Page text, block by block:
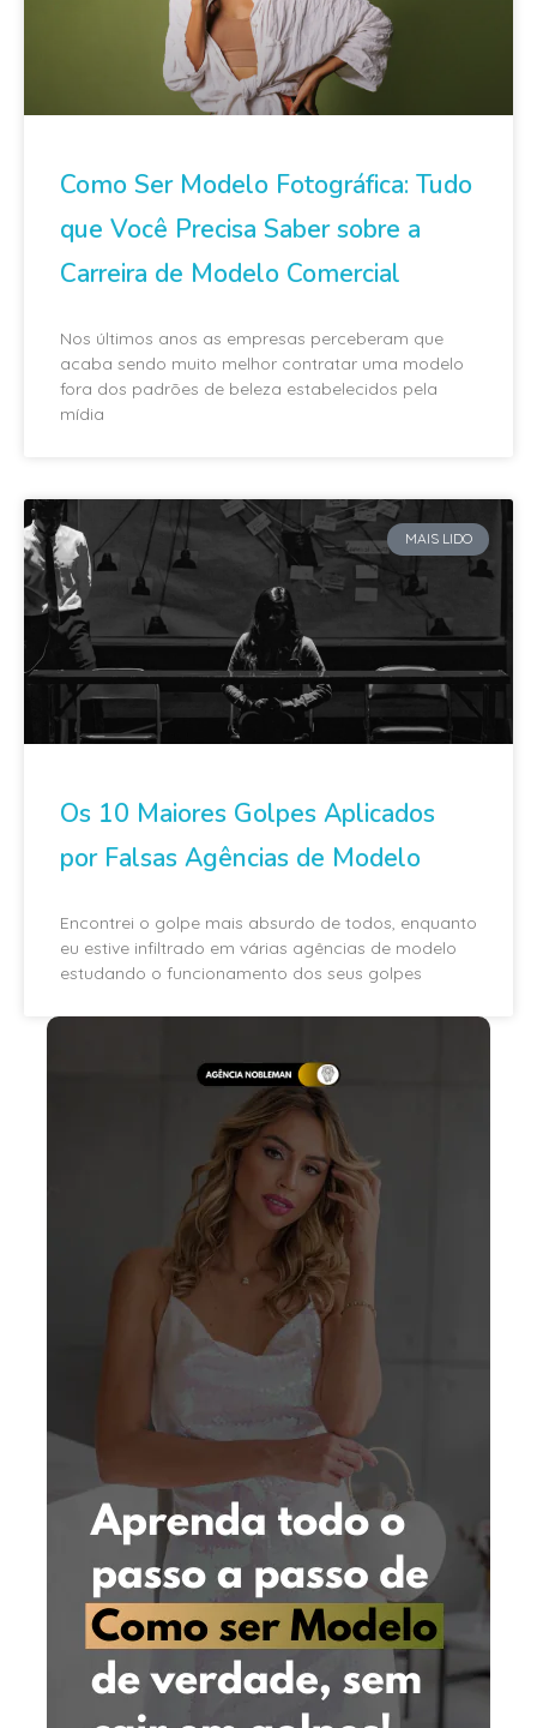
Como Ser Modelo Fotográfica: Tudo
que Você Precisa Saber sobre a
Carreira de Modelo Comercial
Nos últimos anos as empresas perceberam que
acaba sendo muito melhor contratar uma modelo
fora dos padrões de beleza estabelecidos pela
mídia
MAIS LIDO
Os 10 Maiores Golpes Aplicados
por Falsas Agências de Modelo
Encontrei o golpe mais absurdo de todos, enquanto
eu estive infiltrado em várias agências de modelo
estudando o funcionamento dos seus golpes